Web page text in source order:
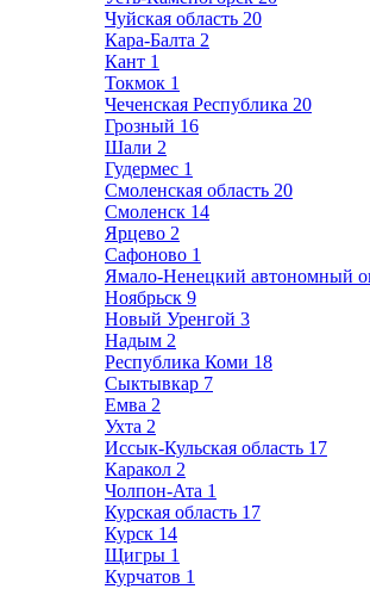
Чуйская область 20
Кара-Балта 2
Кант 1
Токмок 1
Чеченская Республика 20
Грозный 16
Шали 2
Гудермес 1
Смоленская область 20
Смоленск 14
Ярцево 2
Сафоново 1
Ямало-Ненецкий автономный
Ноябрьск 9
Новый Уренгой 3
Надым 2
Республика Коми 18
Сыктывкар 7
Емва 2
Ухта 2
Иссык-Кульская область 17
Каракол 2
Чолпон-Ата 1
Курская область 17
Курск 14
Щигры 1
Курчатов 1